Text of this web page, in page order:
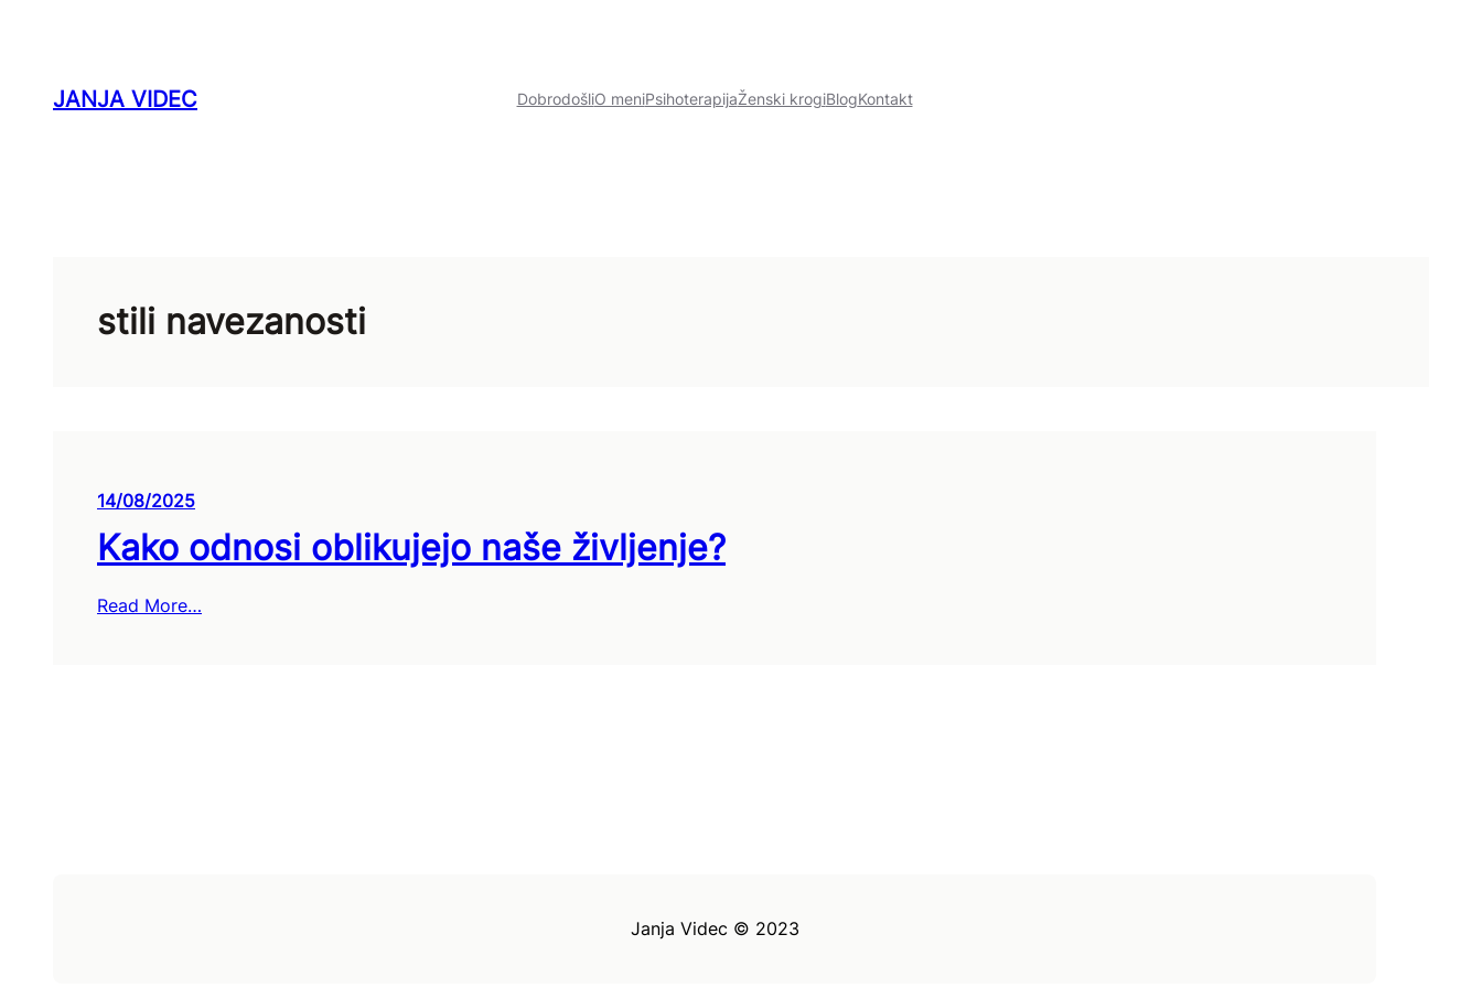
JANJA VIDEC DobrodošliO meniPsihoterapijaŽenski krogiBlogKontakt
stili navezanosti
14/08/2025
Kako odnosi oblikujejo naše življenje?
Read More…
Janja Videc © 2023